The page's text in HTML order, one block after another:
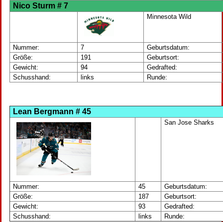
Nico Sturm # 7
Minnesota Wild
Nummer: 7
Geburtsdatum:
Größe:
191
Geburtsort:
Gewicht:
94
Gedrafted:
Schusshand:
links Runde:
Lean Bergmann # 45
San Jose Sharks
Nummer: 45
Geburtsdatum:
Größe:
187
Geburtsort:
Gewicht:
93
Gedrafted:
Schusshand:
links Runde: